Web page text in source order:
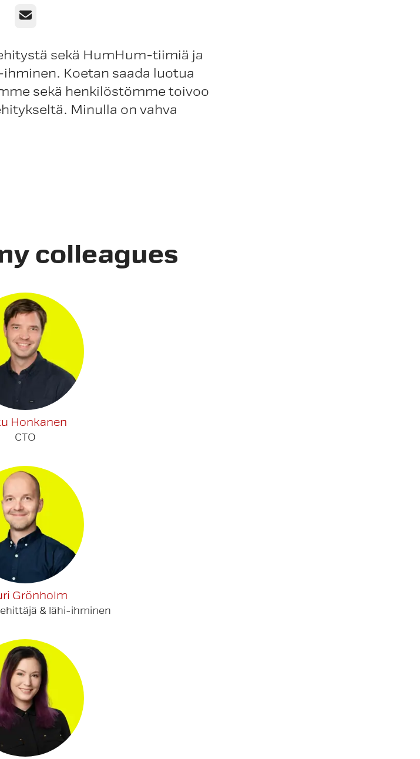
Email
sekä HumHum-tiimiä ja
Koetan saada luotua
sekä henkilöstömme toivoo
Minulla on vahva
colleagues
Honkanen
CTO
Grönholm
& lähi-ihminen